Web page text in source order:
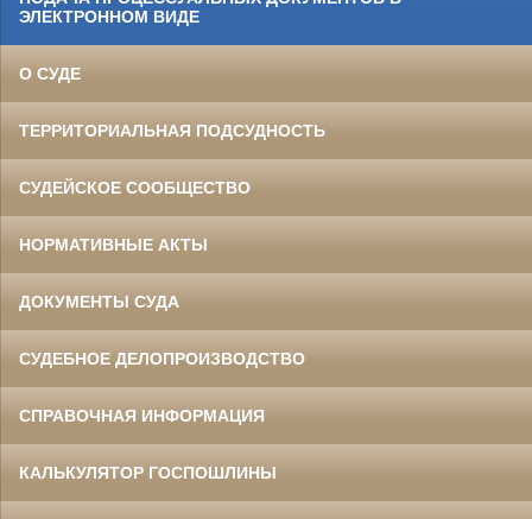
ЭЛЕКТРОННОМ ВИДЕ
О СУДЕ
ТЕРРИТОРИАЛЬНАЯ ПОДСУДНОСТЬ
СУДЕЙСКОЕ СООБЩЕСТВО
НОРМАТИВНЫЕ АКТЫ
ДОКУМЕНТЫ СУДА
СУДЕБНОЕ ДЕЛОПРОИЗВОДСТВО
СПРАВОЧНАЯ ИНФОРМАЦИЯ
КАЛЬКУЛЯТОР ГОСПОШЛИНЫ